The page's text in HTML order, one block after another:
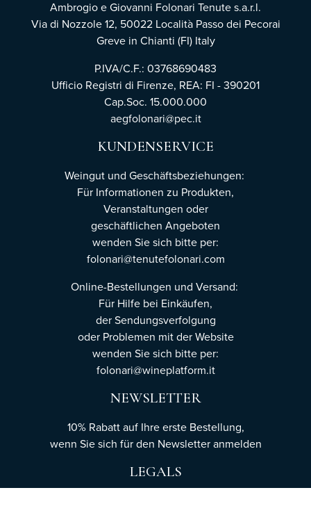
Ambrogio e Giovanni Folonari Tenute s.a.r.l.
Via di Nozzole 12, 50022 Località Passo dei Pecorai
Greve in Chianti (FI) Italy
P.IVA/C.F.: 03768690483
Ufficio Registri di Firenze, REA: FI - 390201
Cap.Soc. 15.000.000
aegfolonari@pec.it
KUNDENSERVICE
Weingut und Geschäftsbeziehungen:
Für Informationen zu Produkten,
Veranstaltungen oder
geschäftlichen Angeboten
wenden Sie sich bitte per:
folonari@tenutefolonari.com
Online-Bestellungen und Versand:
Für Hilfe bei Einkäufen,
der Sendungsverfolgung
oder Problemen mit der Website
wenden Sie sich bitte per:
folonari@wineplatform.it
NEWSLETTER
10% Rabatt auf Ihre erste Bestellung,
wenn Sie sich für den Newsletteranmelden
LEGALS